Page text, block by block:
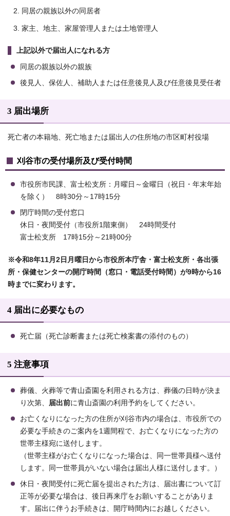
同居の親族以外の同居者
家主、地主、家屋管理人または土地管理人
上記以外で届出人になれる方
同居の親族以外の親族
後見人、保佐人、補助人または任意後見人及び任意後見受任者
3 届出場所
死亡者の本籍地、死亡地または届出人の住所地の市区町村役場
刈谷市の受付場所及び受付時間
市役所市民課、富士松支所：月曜日～金曜日（祝日・年末年始
を除く） 8時30分～17時15分
閉庁時間の受付窓口
休日・夜間受付（市役所1階東側） 24時間受付
富士松支所 17時15分～21時00分
※令和8年11月2日月曜日から市役所本庁舎・富士松支所・各出張
所・保健センターの開庁時間（窓口・電話受付時間）が9時から16
時までに変わります。
4 届出に必要なもの
死亡届（死亡診断書または死亡検案書の添付のもの）
5 注意事項
葬儀、火葬等で青山斎園を利用される方は、葬儀の日時が決ま
り次第、 届出前に青山斎園の利用予約をしてください。
お亡くなりになった方の住所が刈谷市内の場合は、市役所での
必要な手続きのご案内を1週間程で、お亡くなりになった方の
世帯主様宛に送付します。
（世帯主様がお亡くなりになった場合は、同一世帯員様へ送付
します。同一世帯員がいない場合は届出人様に送付します。）
休日・夜間受付に死亡届を提出された方は、届出書について訂
正等が必要な場合は、後日再来庁をお願いすることがありま
す。届出に伴うお手続きは、開庁時間内にお越しください。